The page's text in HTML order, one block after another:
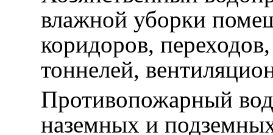
влажной уборки
коридоров,
тоннелей,
Противопожарный
наземных и